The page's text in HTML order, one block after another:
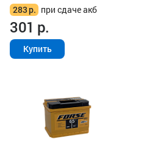
283р. при сдаче акб
301 р.
Купить